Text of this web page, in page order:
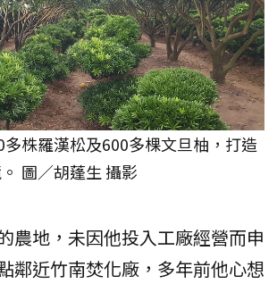
株羅漢松及600多棵文旦柚，打造
圖／胡蓬生 攝影
農地，未因他投入工廠經營而申
鄰近竹南焚化廠，多年前他心想